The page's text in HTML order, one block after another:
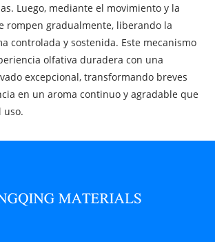
Luego, mediante el movimiento y la
rompen gradualmente, liberando la
controlada y sostenida. Este mecanismo
olfativa duradera con una
excepcional, transformando breves
en un aroma continuo y agradable que
uso.